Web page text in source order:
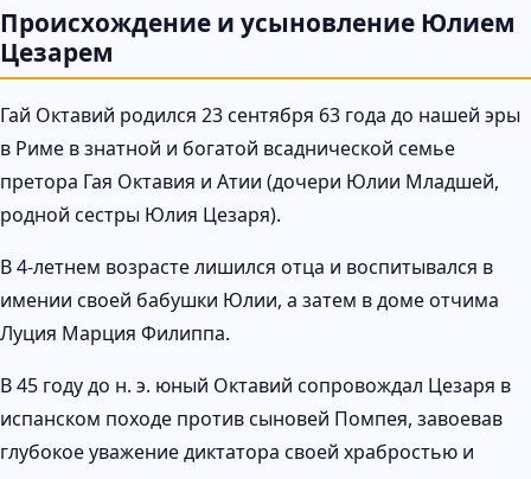
Происхождение и усыновление Юлием
Цезарем
Гай Октавий родился 23 сентября 63 года до нашей эры
в Риме в знатной и богатой всаднической семье
претора Гая Октавия и Атии (дочери Юлии Младшей,
родной сестры Юлия Цезаря).
В 4-летнем возрасте лишился отца и воспитывался в
имении своей бабушки Юлии, а затем в доме отчима
Луция Марция Филиппа.
В 45 году до н. э. юный Октавий сопровождал Цезаря в
испанском походе против сыновей Помпея, завоевав
глубокое уважение диктатора своей храбростью и